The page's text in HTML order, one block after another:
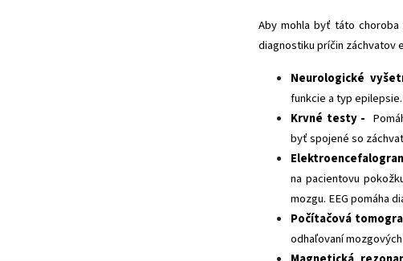
Aby mohla byť táto
diagnostiku príčin záchvatov
Neurologické
funkcie a typ epilepsie.
Krvné testy -
byť spojené so
na pacientovu
mozgu. EEG pomáha
Počítačová
odhaľovaní